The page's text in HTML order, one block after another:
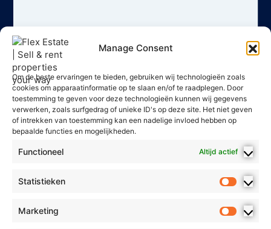
Manage Consent
Om de beste ervaringen te bieden, gebruiken wij technologieën zoals
cookies om apparaatinformatie op te slaan en/of te raadplegen. Door
toestemming te geven voor deze technologieën kunnen wij gegevens
verwerken, zoals surfgedrag of unieke ID's op deze site. Het niet geven
of intrekken van toestemming kan een nadelige invloed hebben op
bepaalde functies en mogelijkheden.
Functioneel Altijd actief
Statistieken
Marketing